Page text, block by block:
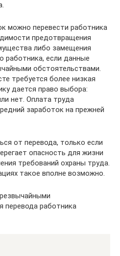
можно перевести работника
предотвращения
либо замещения
работника, если данные
обстоятельствами.
требуется более низкая
дается право выбора:
нет. Оплата труда
заработок на прежней
от перевода, только если
опасность для жизни
требований охраны труда.
такое вполне возможно.
перевода работника